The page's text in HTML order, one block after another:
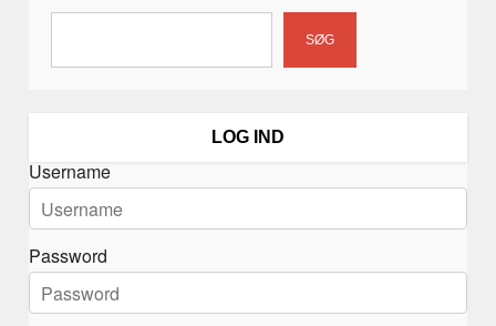
SØG
LOG IND
Username
Password